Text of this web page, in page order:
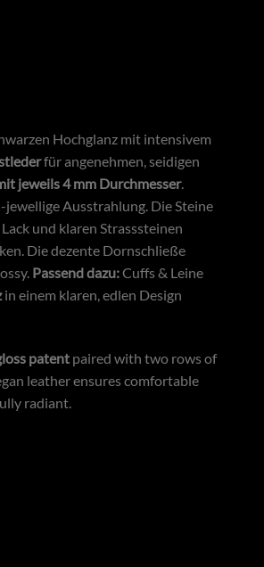
Hochglanz mit intensivem
für angenehmen, seidigen
jeweils 4 mm Durchmesser.
Ausstrahlung. Die Steine
und klaren Strasssteinen
Die dezente Dornschließe
Passend dazu:Cuffs & Leine
in einem klaren, edlen Design
patent paired with two rows of
leather ensures comfortable
radiant.